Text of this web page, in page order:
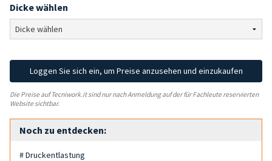
Dicke wählen
Loggen Sie sich ein, um Preise anzusehen und einzukaufen
Die Preise auf Tecniwork.it sind nur nach Anmeldung auf der für Fachleute reservierten
Website sichtbar.
Noch zu entdecken:
# Druckentlastung